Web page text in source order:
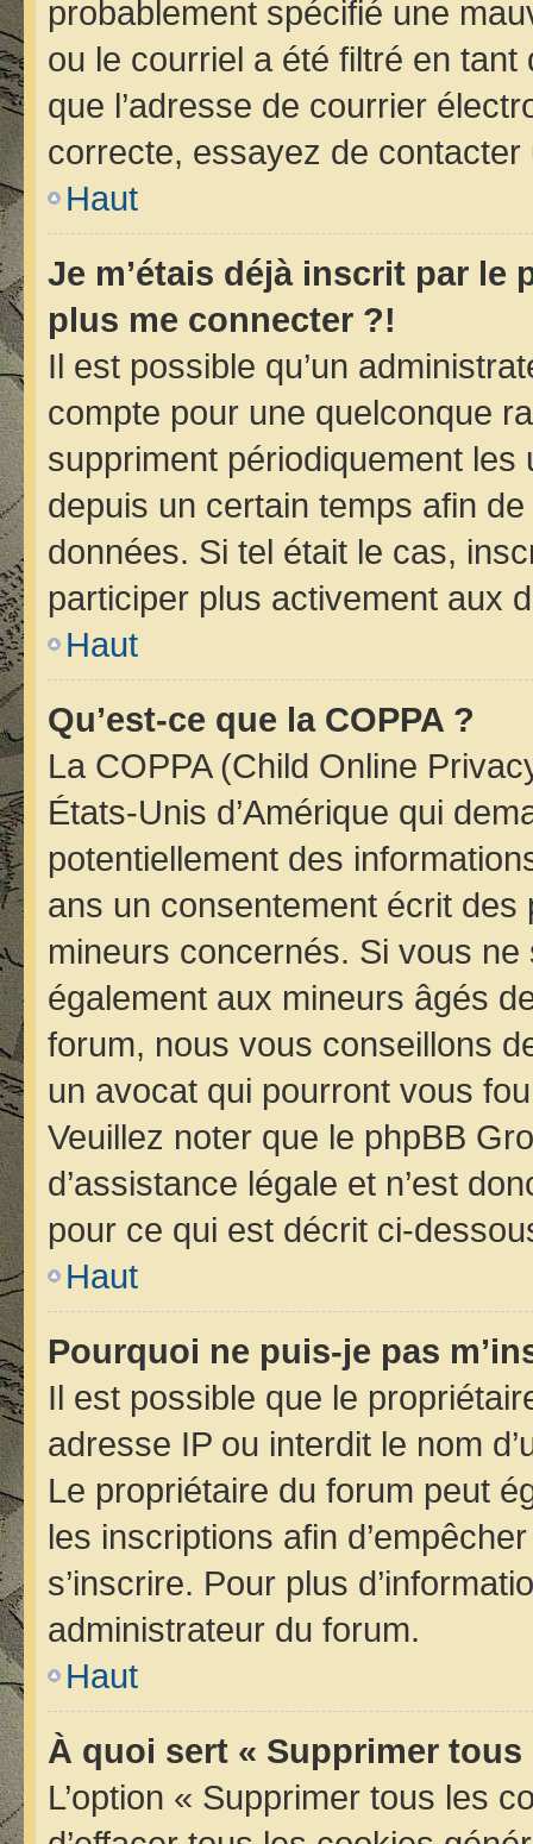
probablement spécifié une
ou le courriel a été filtré en
que l’adresse de courrier
correcte, essayez de contacter
Haut
Je m’étais déjà inscrit par le
plus me connecter ?!
Il est possible qu’un
compte pour une quelconque
suppriment périodiquement les
depuis un certain temps afin
données. Si tel était le cas,
participer plus activement aux
Haut
Qu’est-ce que la COPPA ?
La COPPA (Child Online
États-Unis d’Amérique qui
potentiellement des
ans un consentement écrit
mineurs concernés. Si vous ne
également aux mineurs âgés
forum, nous vous conseillons
un avocat qui pourront vous
Veuillez noter que le phpBB
d’assistance légale et n’est
pour ce qui est décrit ci-
Haut
Pourquoi ne puis-je pas
Il est possible que le
adresse IP ou interdit le nom
Le propriétaire du forum peut
les inscriptions afin
s’inscrire. Pour plus
administrateur du forum.
Haut
À quoi sert « Supprimer
L’option « Supprimer tous les